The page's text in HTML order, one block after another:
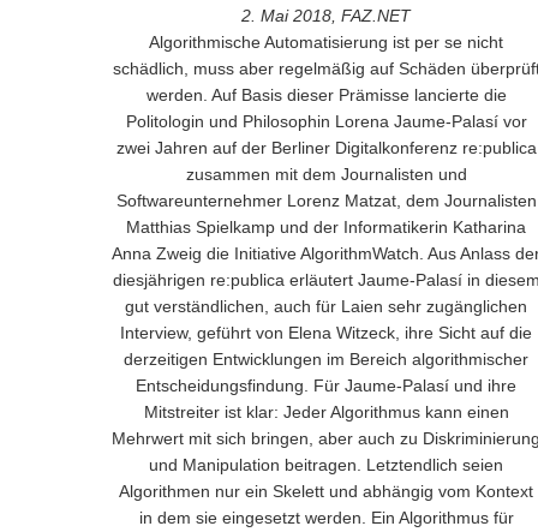
2. Mai 2018, FAZ.NET
Algorithmische Automatisierung ist per se nicht
schädlich, muss aber regelmäßig auf Schäden
werden. Auf Basis dieser Prämisse lancierte die
Politologin und Philosophin Lorena Jaume-Palasí vor
zwei Jahren auf der Berliner Digitalkonferenz re:publica
zusammen mit dem Journalisten und
Softwareunternehmer Lorenz Matzat, dem Journalisten
Matthias Spielkamp und der Informatikerin Katharina
Anna Zweig die Initiative AlgorithmWatch. Aus Anlass
diesjährigen re:publica erläutert Jaume-Palasí in
gut verständlichen, auch für Laien sehr zugänglichen
Interview, geführt von Elena Witzeck, ihre Sicht auf die
derzeitigen Entwicklungen im Bereich algorithmischer
Entscheidungsfindung. Für Jaume-Palasí und ihre
Mitstreiter ist klar: Jeder Algorithmus kann einen
Mehrwert mit sich bringen, aber auch zu
und Manipulation beitragen. Letztendlich seien
Algorithmen nur ein Skelett und abhängig vom Kontext
in dem sie eingesetzt werden. Ein Algorithmus für